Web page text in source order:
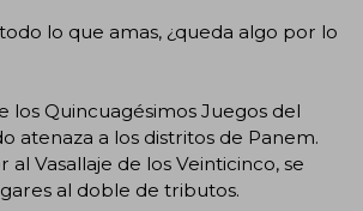
lo que amas, ¿queda algo por lo
los Quincuagésimos Juegos del
atenaza a los distritos de Panem.
al Vasallaje de los Veinticinco, se
al doble de tributos.